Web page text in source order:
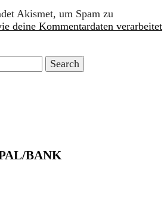
Akismet, um Spam zu
deine Kommentardaten verarbeitet
BANK